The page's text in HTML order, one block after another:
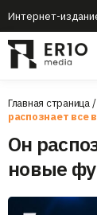
Интернет-
Главная страница
распознает все
Он
новые